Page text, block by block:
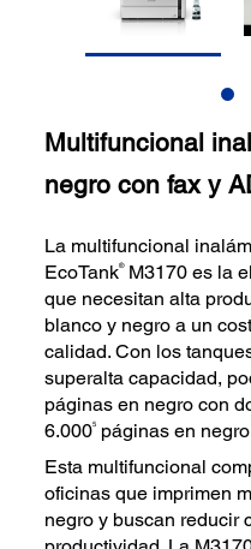
Multifuncional
negro con fax y
La multifuncional
EcoTank®M3170 es la
que necesitan alta
blanco y negro a un
calidad. Con los
superalta capacidad,
páginas en negro con
6.0005
páginas en
Esta multifuncional
oficinas que imprimen
negro y buscan reducir